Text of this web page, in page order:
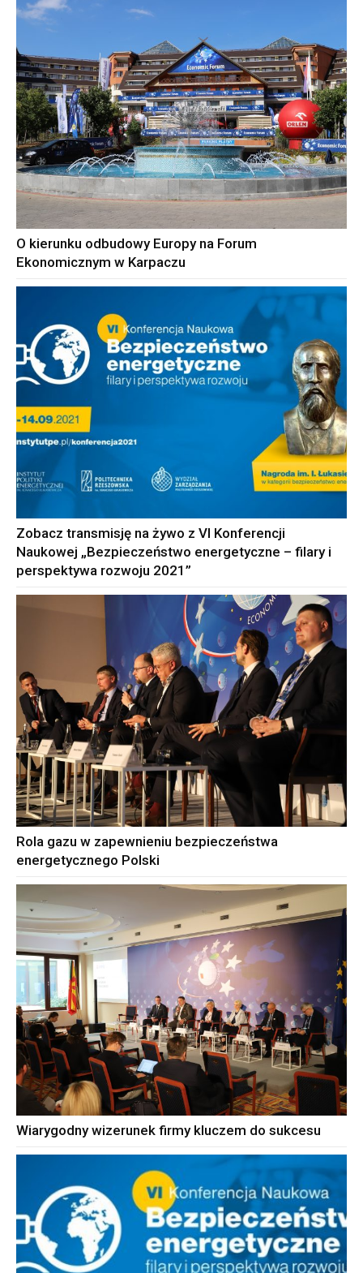
O kierunku odbudowy Europy na Forum
Ekonomicznym w Karpaczu
Zobacz transmisję na żywo z VI Konferencji
Naukowej „Bezpieczeństwo energetyczne – filary i
perspektywa rozwoju 2021”
Rola gazu w zapewnieniu bezpieczeństwa
energetycznego Polski
Wiarygodny wizerunek firmy kluczem do sukcesu